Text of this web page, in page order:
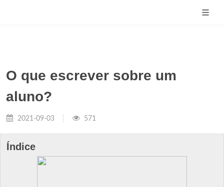
O que escrever sobre um
aluno?
2021-09-03 571
Índice